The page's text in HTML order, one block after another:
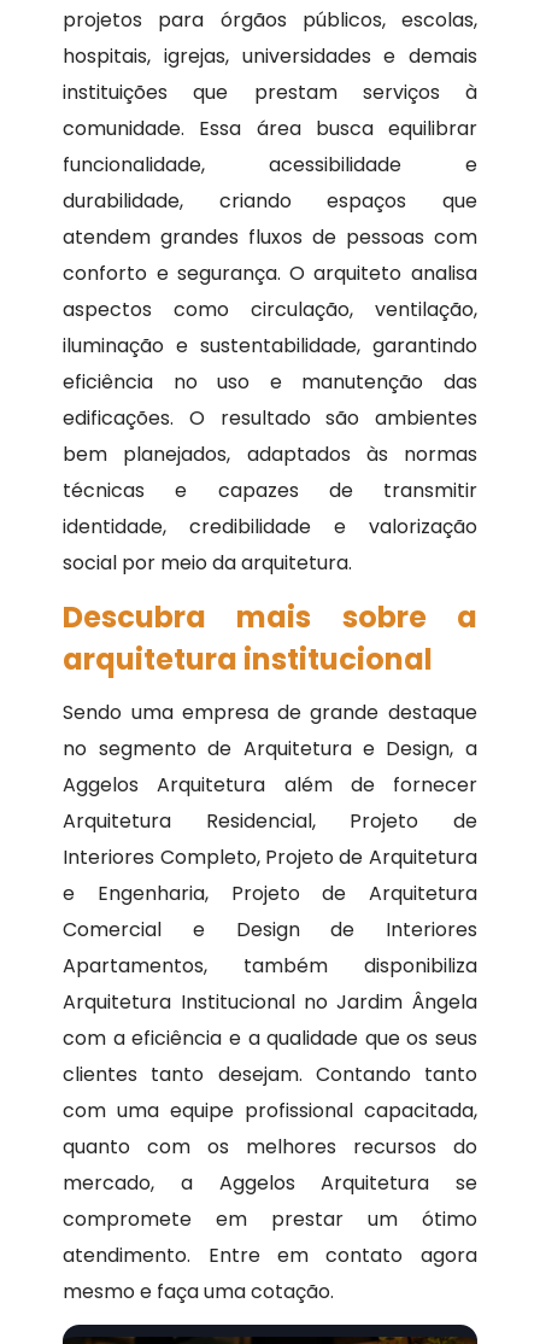
projetos para órgãos públicos, escolas,
hospitais, igrejas, universidades e demais
instituições que prestam serviços à
comunidade. Essa área busca equilibrar
funcionalidade, acessibilidade e
durabilidade, criando espaços que
atendem grandes fluxos de pessoas com
conforto e segurança. O arquiteto analisa
aspectos como circulação, ventilação,
iluminação e sustentabilidade, garantindo
eficiência no uso e manutenção das
edificações. O resultado são ambientes
bem planejados, adaptados às normas
técnicas e capazes de transmitir
identidade, credibilidade e valorização
social por meio da arquitetura.
Descubra mais sobre a
arquitetura institucional
Sendo uma empresa de grande destaque
no segmento de Arquitetura e Design, a
Aggelos Arquitetura além de fornecer
Arquitetura Residencial, Projeto de
Interiores Completo, Projeto de Arquitetura
e Engenharia, Projeto de Arquitetura
Comercial e Design de Interiores
Apartamentos, também disponibiliza
Arquitetura Institucional no Jardim Ângela
com a eficiência e a qualidade que os seus
clientes tanto desejam. Contando tanto
com uma equipe profissional capacitada,
quanto com os melhores recursos do
mercado, a Aggelos Arquitetura se
compromete em prestar um ótimo
atendimento. Entre em contato agora
mesmo e faça uma cotação.